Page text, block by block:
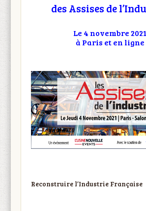
des Assises de
Le 4 novembre 2021
à Paris et en ligne
Reconstruire l’Industrie Française